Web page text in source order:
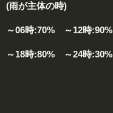
(雨が主体の時)
～06時:70% ～12時:90%
～18時:80% ～24時:30%